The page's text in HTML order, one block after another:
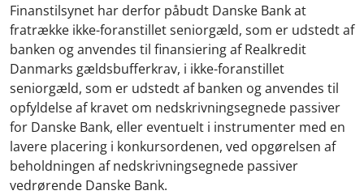
Finanstilsynet har derfor påbudt Danske Bank at
fratrække ikke-foranstillet seniorgæld, som er udstedt af
banken og anvendes til finansiering af Realkredit
Danmarks gældsbufferkrav, i ikke-foranstillet
seniorgæld, som er udstedt af banken og anvendes til
opfyldelse af kravet om nedskrivningsegnede passiver
for Danske Bank, eller eventuelt i instrumenter med en
lavere placering i konkursordenen, ved opgørelsen af
beholdningen af nedskrivningsegnede passiver
vedrørende Danske Bank.